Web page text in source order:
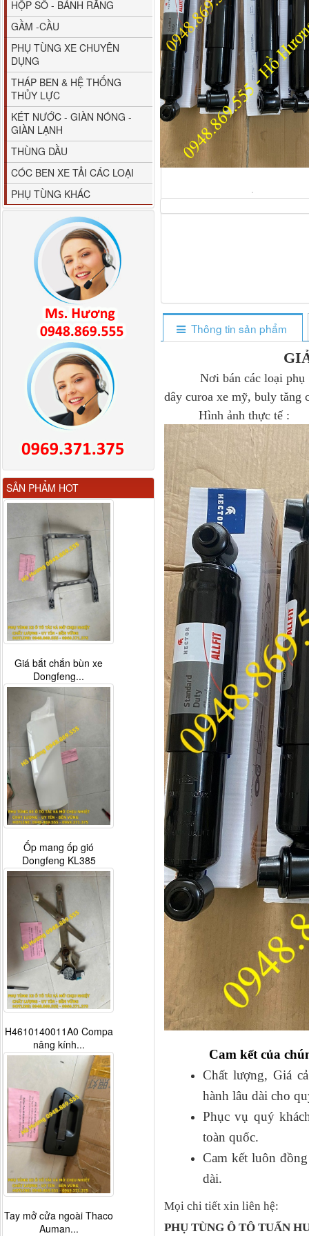
Thông tin sản phẩm
Nơi bán các loại phụ
dây curoa xe mỹ, buly tăng
Hình ảnh thực tế :
Cam kết của
Chất lượng, Giá
hành lâu dài cho
Phục vụ quý
toàn quốc.
Cam kết luôn
dài.
Mọi chi tiết xin liên hệ:
PHỤ TÙNG Ô TÔ TUẤN
HỘP SỐ - BÁNH RĂNG
GẦM -CẦU
PHỤ TÙNG XE CHUYÊN
DỤNG
THÁP BEN & HỆ THỐNG
THỦY LỰC
KÉT NƯỚC - GIÀN NÓNG -
GIÀN LẠNH
THÙNG DẦU
CÓC BEN XE TẢI CÁC LOẠI
PHỤ TÙNG KHÁC
SẢN PHẨM HOT
Giá bắt chắn bùn xe
Dongfeng...
Ốp mang ốp gió
Dongfeng KL385
H4610140011A0 Compa
nâng kính...
Tay mở cửa ngoài Thaco
Auman...
G0376030027A0 Phao
báo dầu xe...
Tapbi cửa Thaco Auman
C300
Đèn pha Dongfeng KL